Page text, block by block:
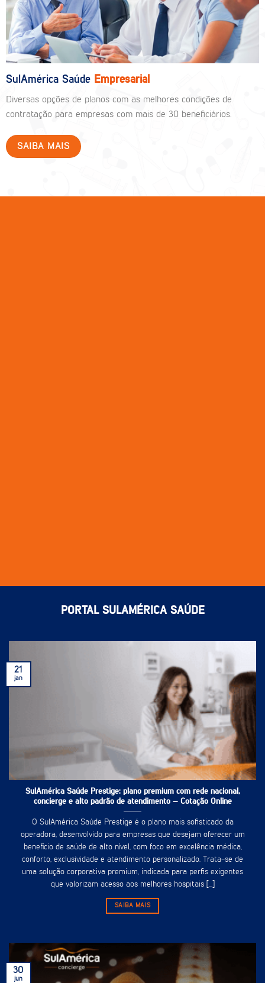
SulAmérica Saúde Empresarial
Diversas opções de planos com as melhores condições de
contratação para empresas com mais de 30 beneficiários.
SAIBA MAIS
PORTAL SULAMÉRICA SAÚDE
SulAmérica Saúde Prestige: plano premium com rede nacional,
concierge e alto padrão de atendimento – Cotação Online
O SulAmérica Saúde Prestige é o plano mais sofisticado da
operadora, desenvolvido para empresas que desejam oferecer um
benefício de saúde de alto nível, com foco em excelência médica,
conforto, exclusividade e atendimento personalizado. Trata-se de
uma solução corporativa premium, indicada para perfis exigentes
que valorizam acesso aos melhores hospitais [...]
SAIBA MAIS
21
jan
30
jun